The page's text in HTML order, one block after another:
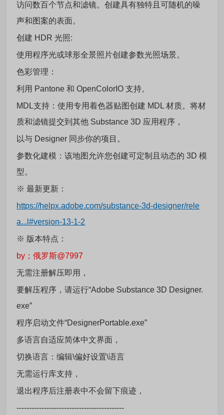
访问数百个节点和滤镜。创建具有独特且可随机的噪
声和图案的表面。
创建 HDR 光照:
使用程序光或球形全景照片创建参数光照场景。
色彩管理：
利用 Pantone 和 OpenColorIO 支持。
MDL支持：使用专用着色器贴图创建 MDL 材质。将材
质和滤镜提交到其他 Substance 3D 应用程序，
以与 Designer 同步你的项目。
参数化建模：该地图允许您创建可定制且动态的 3D 模
型。
※ 最新更新：
https://helpx.adobe.com/substance-3d-designer/rele
a...l#version-13-1-2
※ 版本特点：
by；俄罗斯@7997
无需注册解压即用，
要解压程序，请运行“Adobe Substance 3D Designer.
exe”
程序启动文件“DesignerPortable.exe”
多语言自适应简体中文界面，
切换语言：编辑\偏好设置\语言
无需运行库支持，
退出程序后注册表中不会留下痕迹，
-------------------------------------------